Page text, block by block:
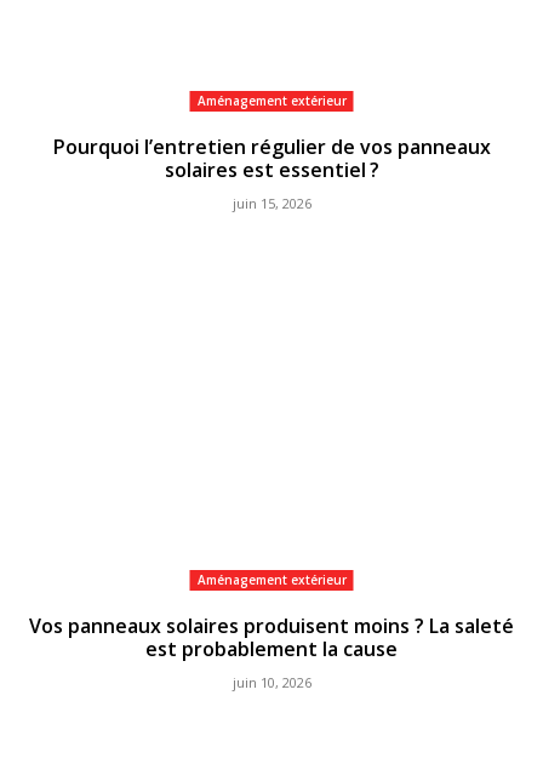
Aménagement extérieur
Pourquoi l’entretien régulier de vos panneaux
solaires est essentiel ?
juin 15, 2026
Aménagement extérieur
Vos panneaux solaires produisent moins ? La saleté
est probablement la cause
juin 10, 2026